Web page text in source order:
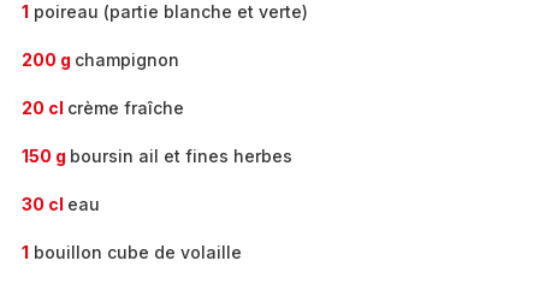
1 poireau (partie blanche et verte)
200 g champignon
20 cl crème fraîche
150 g boursin ail et fines herbes
30 cl eau
1 bouillon cube de volaille